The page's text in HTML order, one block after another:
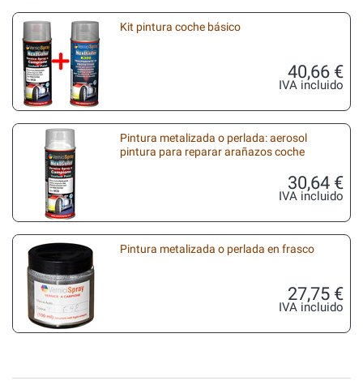
Kit pintura coche básico
40,66 €
IVA incluido
Pintura metalizada o perlada: aerosol
pintura para reparar arañazos coche
30,64 €
IVA incluido
Pintura metalizada o perlada en frasco
27,75 €
IVA incluido